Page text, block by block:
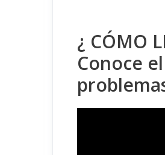
¿ CÓMO
Conoce